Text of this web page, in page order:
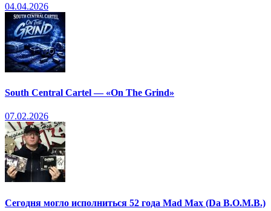
04.04.2026
South Central Cartel — «On The Grind»
07.02.2026
Сегодня могло исполниться 52 года Mad Max (Da B.O.M.B.)